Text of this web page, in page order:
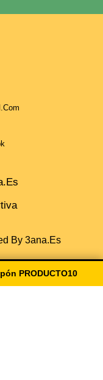
By 3ana.es
PRODUCTO10